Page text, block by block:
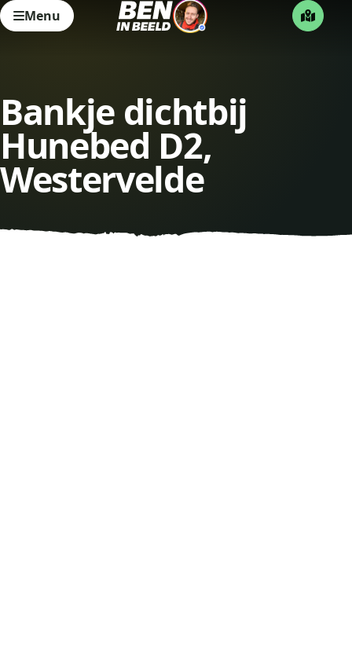
Menu
Bankje dichtbij
Hunebed D2,
Westervelde